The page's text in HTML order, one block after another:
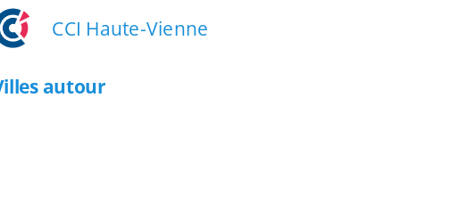
CCI Haute-Vienne
autour